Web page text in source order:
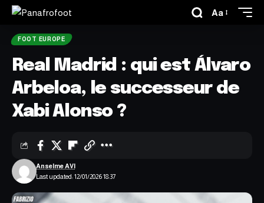
Aa
FOOT EUROPE
Real Madrid : qui est Álvaro
Arbeloa, le successeur de
Xabi Alonso ?
Last updated: 12/01/2026 18:37
Anselme AVI